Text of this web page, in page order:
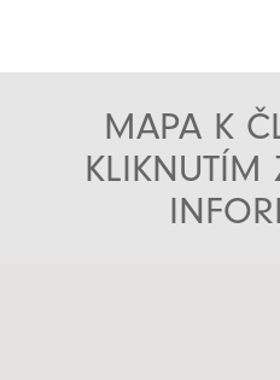
MAPA K
KLIKNUTÍM